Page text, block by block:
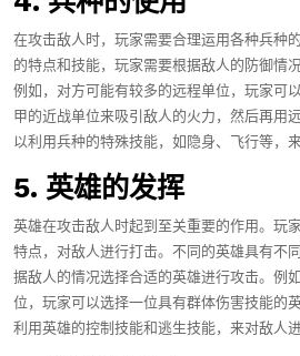
在攻击敌人时，玩家需要合理运用各种兵种
的特点和技能，玩家需要根据敌人的防御情
例如，对方可能有较多的远程单位，玩家可
甲的近战单位来吸引敌人的火力，然后再用
以利用兵种的特殊技能，如隐身、飞行等，
5. 英雄的发挥
英雄在攻击敌人时起到至关重要的作用。玩
特点，对敌人进行打击。不同的英雄具有不
据敌人的情况选择合适的英雄进行攻击。例
位，玩家可以选择一位具有群体伤害技能的
利用英雄的控制技能和逃生技能，来对敌人